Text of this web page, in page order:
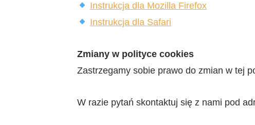
Instrukcja dla Mozilla Firefox
Instrukcja dla Safari
Zmiany w polityce cookies
Zastrzegamy sobie prawo do zmian w tej
W razie pytań skontaktuj się z nami pod